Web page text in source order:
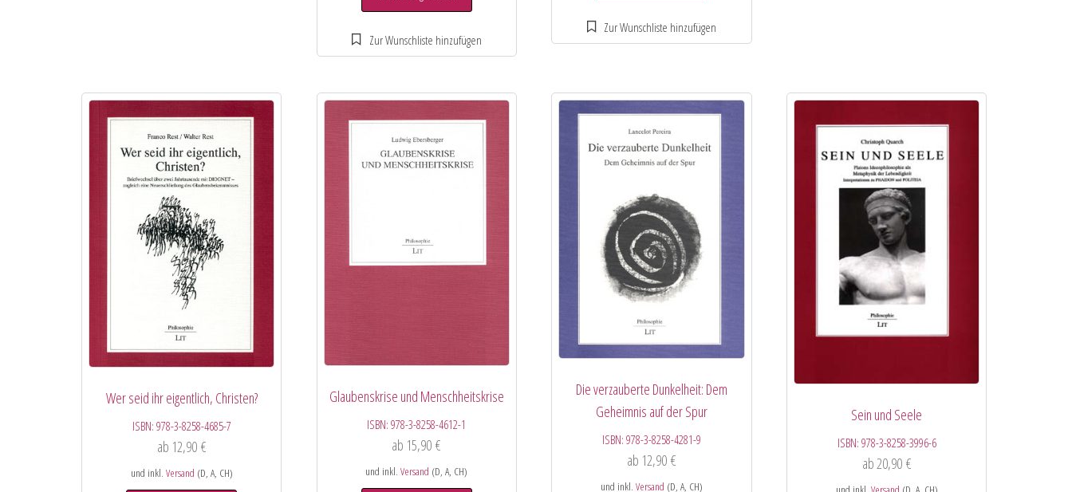
Wer seid ihr eigentlich, Christen?
ISBN: 978-3-8258-4685-7
ab 12,90 €
und inkl. Versand (D, A, CH)
Glaubenskrise und Menschheitskrise
ISBN:978-3-8258-4612-1
ab 15,90€
und inkl.Versand (D, A, CH)
Die verzauberte Dunkelheit: Dem
Geheimnis auf der Spur
ISBN:978-3-8258-4281-9
ab 12,90€
und inkl.Versand (D, A, CH)
Sein und Seele
ISBN: 978-3-8258-3996-6
ab20,90 €